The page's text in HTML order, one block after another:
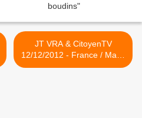
JT VRA & CitoyenTV
12/12/2012 - France / Mali /
Ghana / Albert Bourgi parle